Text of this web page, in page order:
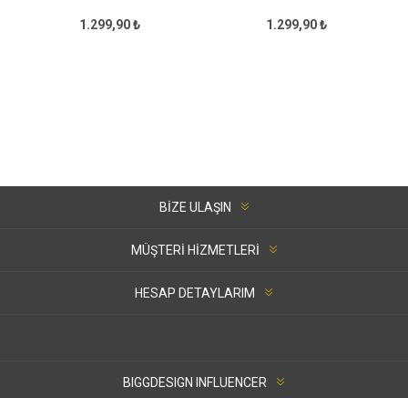
1.299,90 ₺ 1.299,90 ₺
BIZE ULAŞIN
MÜŞTERI HIZMETLERI
HESAP DETAYLARIM
BIGGDESIGN INFLUENCER